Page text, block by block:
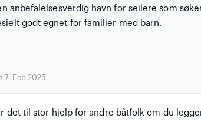
anbefalelsesverdig havn for seilere som
godt egnet for familier med barn.
7. Feb 2025
det til stor hjelp for andre båtfolk om du